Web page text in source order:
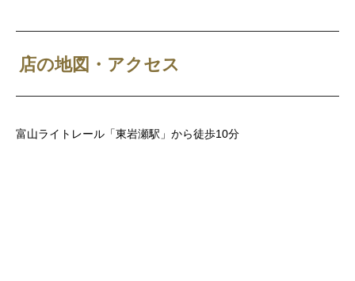
店の地図・アクセス
富山ライトレール「東岩瀬駅」から徒歩10分